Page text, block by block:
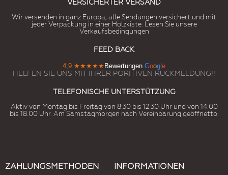
VERSICHERTER VERSAND
Wir versenden in ganz Europa, alle Sendungen versichert und mit
jeder Verpackung in einer Holzkiste. Lesen Sie unsere
Verkaufsbedingungen
FEED BACK
4,9 ★★★★★ Bewertungen Goog e
HELFEN SIE UNS MIT IHRER PORITIVEN RUCKMELDUNG!!
TELEFONISCHE UNTERSTÜTZUNG
Aktiv von Montag bis Freitag von 8.30 bis 12.30 Uhr und von 14.00
bis 18.00 Uhr. Am Samstagmorgen nach Vereinbarung geöffnetto.
ZAHLUNGSMETHODEN INFORMATIONEN